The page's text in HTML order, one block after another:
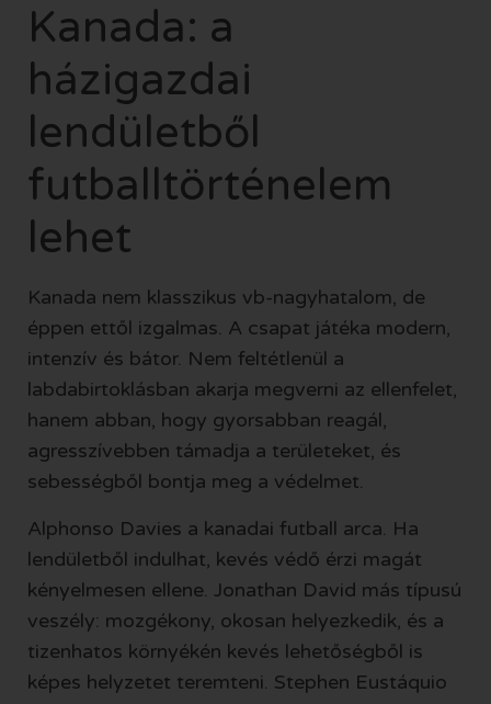
Kanada: a
házigazdai
lendületből
futballtörténelem
lehet
Kanada nem klasszikus vb-nagyhatalom, de
éppen ettől izgalmas. A csapat játéka modern,
intenzív és bátor. Nem feltétlenül a
labdabirtoklásban akarja megverni az ellenfelet,
hanem abban, hogy gyorsabban reagál,
agresszívebben támadja a területeket, és
sebességből bontja meg a védelmet.
Alphonso Davies a kanadai futball arca. Ha
lendületből indulhat, kevés védő érzi magát
kényelmesen ellene. Jonathan David más típusú
veszély: mozgékony, okosan helyezkedik, és a
tizenhatos környékén kevés lehetőségből is
képes helyzetet teremteni. Stephen Eustáquio